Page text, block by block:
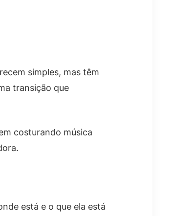
simples, mas têm
transição que
costurando música
está e o que ela está